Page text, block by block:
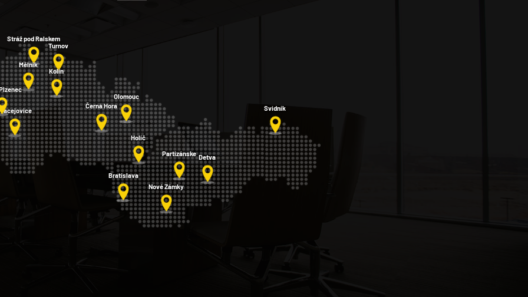
Stráž pod Ralskem
Mělník
Turnov
Olomouc
Kolín
Černá Hora
Bratislava
Holíč
Partizánske
Svidník
Detva
Nové Zámky